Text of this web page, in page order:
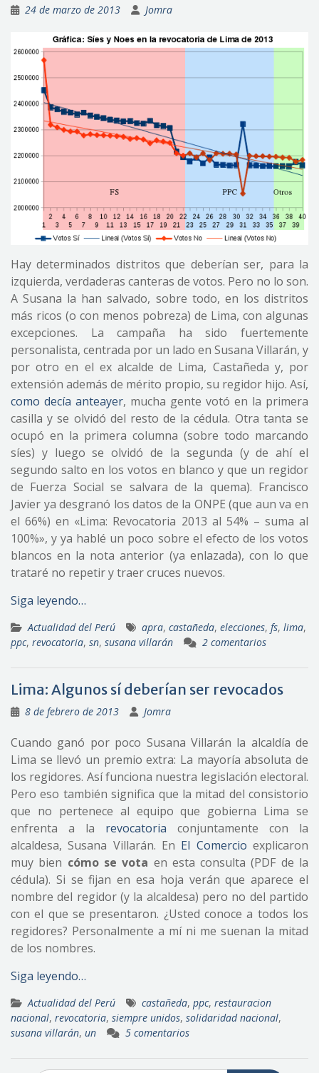
24 de marzo de 2013 Jomra
Hay determinados distritos que deberían ser, para la
izquierda, verdaderas canteras de votos. Pero no lo son.
A Susana la han salvado, sobre todo, en los distritos
más ricos (o con menos pobreza) de Lima, con algunas
excepciones. La campaña ha sido fuertemente
personalista, centrada por un lado en Susana Villarán, y
por otro en el ex alcalde de Lima, Castañeda y, por
extensión además de mérito propio, su regidor hijo. Así,
como decía anteayer, mucha gente votó en la primera
casilla y se olvidó del resto de la cédula. Otra tanta se
ocupó en la primera columna (sobre todo marcando
síes) y luego se olvidó de la segunda (y de ahí el
segundo salto en los votos en blanco y que un regidor
de Fuerza Social se salvara de la quema). Francisco
Javier ya desgranó los datos de la ONPE (que aun va en
el 66%) en «Lima: Revocatoria 2013 al 54% – suma al
100%», y ya hablé un poco sobre el efecto de los votos
blancos en la nota anterior (ya enlazada), con lo que
trataré no repetir y traer cruces nuevos.
Siga leyendo…
Actualidad del Perú apra, castañeda, elecciones, fs, lima,
ppc, revocatoria, sn, susana villarán 2 comentarios
Lima: Algunos sí deberían ser revocados
8 de febrero de 2013 Jomra
Cuando ganó por poco Susana Villarán la alcaldía de
Lima se llevó un premio extra: La mayoría absoluta de
los regidores. Así funciona nuestra legislación electoral.
Pero eso también significa que la mitad del consistorio
que no pertenece al equipo que gobierna Lima se
enfrenta a la revocatoria conjuntamente con la
alcaldesa, Susana Villarán. En El Comercio explicaron
muy bien cómo se vota en esta consulta (PDF de la
cédula). Si se fijan en esa hoja verán que aparece el
nombre del regidor (y la alcaldesa) pero no del partido
con el que se presentaron. ¿Usted conoce a todos los
regidores? Personalmente a mí ni me suenan la mitad
de los nombres.
Siga leyendo…
Actualidad del Perú castañeda, ppc, restauracion
nacional, revocatoria, siempre unidos, solidaridad nacional,
susana villarán, un 5 comentarios